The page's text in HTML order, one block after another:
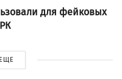
для фейковых